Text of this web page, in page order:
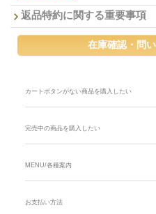
返品特約に関する重要事項
カートボタンがない商品を購入したい
完売中の商品を購入したい
MENU/各種案内
お支払い方法